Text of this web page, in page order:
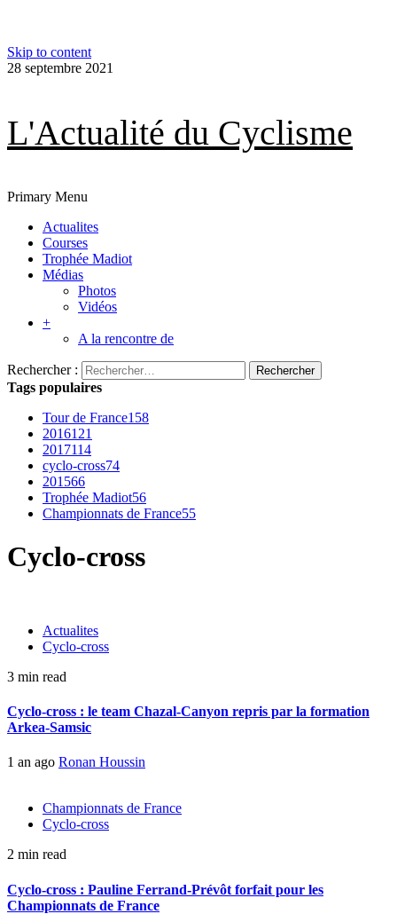
Skip to content
28 septembre 2021
L'Actualité du Cyclisme
Primary Menu
Actualites
Courses
Trophée Madiot
Médias
Photos
Vidéos
+
A la rencontre de
Rechercher :
Tags populaires
Tour de France158
2016121
2017114
cyclo-cross74
201566
Trophée Madiot56
Championnats de France55
Cyclo-cross
Actualites
Cyclo-cross
3 min read
Cyclo-cross : le team Chazal-Canyon repris par la formation
Arkea-Samsic
1 an ago Ronan Houssin
Championnats de France
Cyclo-cross
2 min read
Cyclo-cross : Pauline Ferrand-Prévôt forfait pour les
Championnats de France